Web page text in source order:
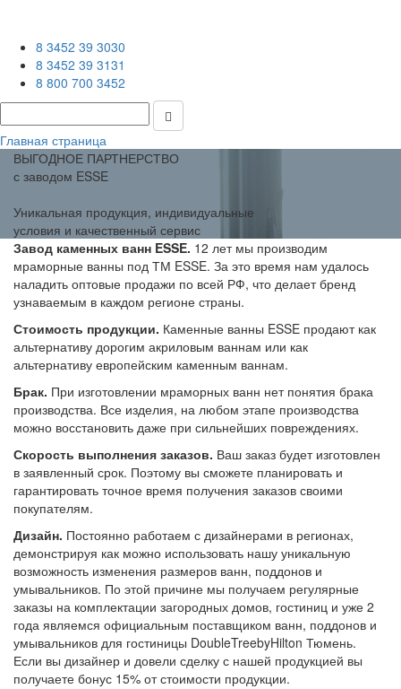
8 3452 39 3030
8 3452 39 3131
8 800 700 3452
Главная страница
ВЫГОДНОЕ ПАРТНЕРСТВО
с заводом ESSE
Уникальная продукция, индивидуальные
условия и качественный сервис
Завод каменных ванн ESSE. 12 лет мы производим
мраморные ванны под ТМ ESSE. За это время нам удалось
наладить оптовые продажи по всей РФ, что делает бренд
узнаваемым в каждом регионе страны.
Стоимость продукции. Каменные ванны ESSE продают как
альтернативу дорогим акриловым ваннам или как
альтернативу европейским каменным ваннам.
Брак. При изготовлении мраморных ванн нет понятия брака
производства. Все изделия, на любом этапе производства
можно восстановить даже при сильнейших повреждениях.
Скорость выполнения заказов. Ваш заказ будет изготовлен
в заявленный срок. Поэтому вы сможете планировать и
гарантировать точное время получения заказов своими
покупателям.
Дизайн. Постоянно работаем с дизайнерами в регионах,
демонстрируя как можно использовать нашу уникальную
возможность изменения размеров ванн, поддонов и
умывальников. По этой причине мы получаем регулярные
заказы на комплектации загородных домов, гостиниц и уже 2
года являемся официальным поставщиком ванн, поддонов и
умывальников для гостиницы DoubleTreebyHilton Тюмень.
Если вы дизайнер и довели сделку с нашей продукцией вы
получаете бонус 15% от стоимости продукции.